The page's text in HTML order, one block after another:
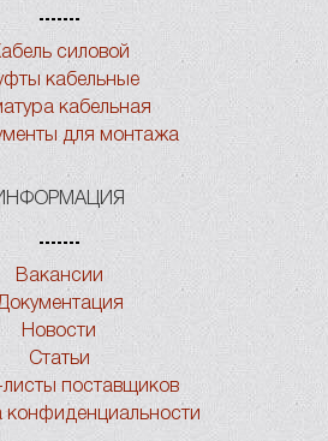
силовой
кабельные
кабельная
для монтажа
Вакансии
Новости
Статьи
листы поставщиков
конфиденциальности